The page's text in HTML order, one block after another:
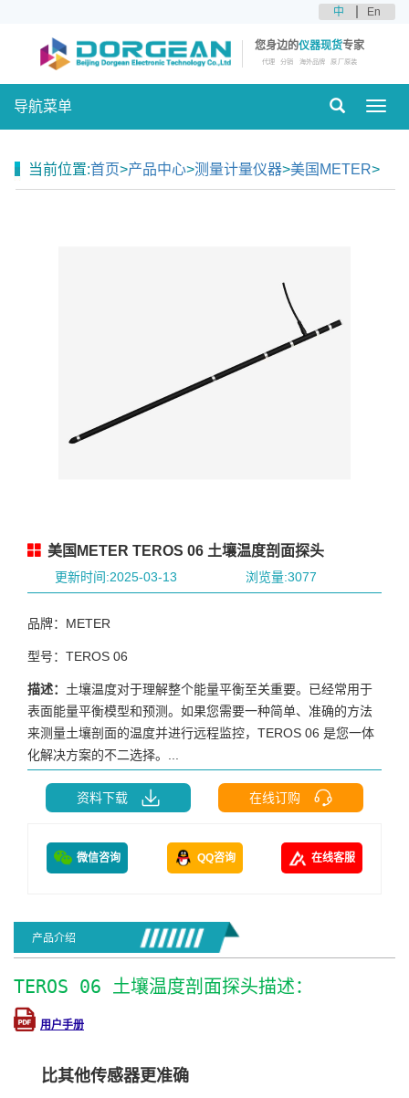
中 En
您身边的仪器现货专家
代理 分销 海外品牌 原厂原装
导航菜单
当前位置:首页>产品中心>测量计量仪器>美国METER>
美国METER TEROS 06 土壤温度剖面探头
更新时间:2025-03-13 浏览量:3077
品牌：METER
型号：TEROS 06
描述： 土壤温度对于理解整个能量平衡至关重要。已经常用于
表面能量平衡模型和预测。如果您需要一种简单、准确的方法
来测量土壤剖面的温度并进行远程监控，TEROS 06 是您一体
化解决方案的不二选择。...
资料下载 在线订购
微信咨询 QQ咨询 在线客服
产品介绍
TEROS 06 土壤温度剖面探头描述：
用户手册
比其他传感器更准确